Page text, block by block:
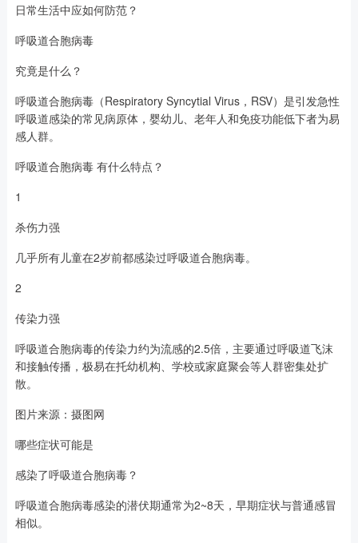
日常生活中应如何防范？
呼吸道合胞病毒
究竟是什么？
呼吸道合胞病毒（Respiratory Syncytial Virus，RSV）是引发急性
呼吸道感染的常见病原体，婴幼儿、老年人和免疫功能低下者为易
感人群。
呼吸道合胞病毒 有什么特点？
1
杀伤力强
几乎所有儿童在2岁前都感染过呼吸道合胞病毒。
2
传染力强
呼吸道合胞病毒的传染力约为流感的2.5倍，主要通过呼吸道飞沫
和接触传播，极易在托幼机构、学校或家庭聚会等人群密集处扩
散。
图片来源：摄图网
哪些症状可能是
感染了呼吸道合胞病毒？
呼吸道合胞病毒感染的潜伏期通常为2~8天，早期症状与普通感冒
相似。